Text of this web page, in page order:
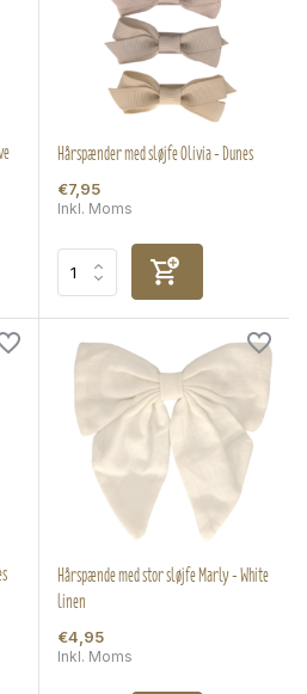
Hårspænder med sløjfe Olivia - Dunes
€7,95
Inkl. Moms
Hårspænde med stor sløjfe Marly - White
linen
€4,95
Inkl. Moms